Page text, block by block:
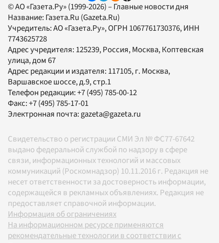
© АО «Газета.Ру» (1999-2026) – Главные новости дня
Название: Газета.Ru (Gazeta.Ru)
Учредитель:АО «Газета.Ру», ОГРН 1067761730376, ИНН
7743625728
Адрес учредителя: 125239, Россия, Москва, Коптевская
улица, дом 67
Адрес редакции и издателя: 117105, г. Москва,
Варшавское шоссе, д.9, стр.1
Телефон редакции:+7 (495) 785-00-12
Факс:+7 (495) 785-17-01
Электронная почта: gazeta@gazeta.ru
Свидетельство о регистрации СМИ Эл № ФС77-67642
выдано федеральной службой по надзору в сфере
связи, информационных технологий и массовых
коммуникаций (Роскомнадзор) 10.11.2016 г. Редакция не
несет ответственности за достоверность информации,
содержащейся в рекламных объявлениях. Редакция не
предоставляет справочной информации.
Информация об ограничениях
На информационном ресурсе применяются
рекомендательные технологии в соответствии с